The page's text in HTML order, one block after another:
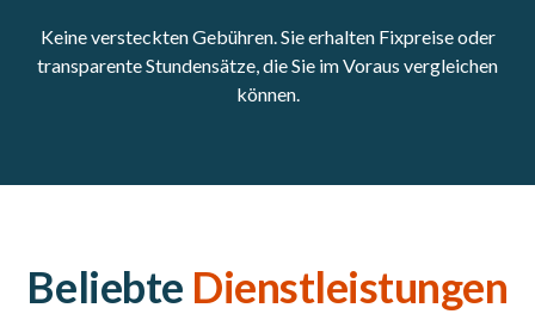
Keine versteckten Gebühren. Sie erhalten Fixpreise oder
transparente Stundensätze, die Sie im Voraus vergleichen
können.
Beliebte Dienstleistungen